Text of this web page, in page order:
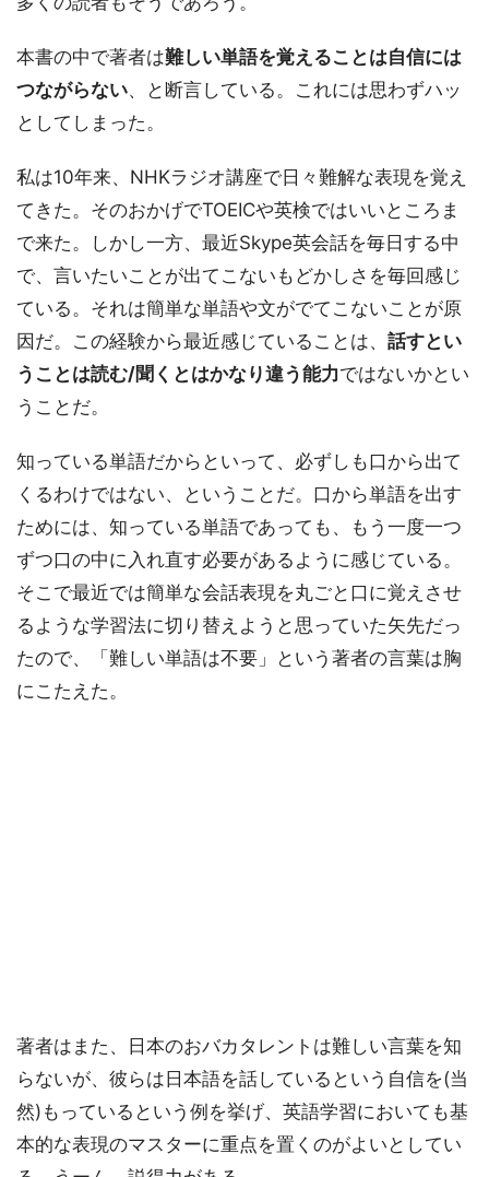
本書の中で著者は難しい単語を覚えることは自信には
つながらない、と断言している。これには思わずハッ
としてしまった。
私は10年来、NHKラジオ講座で日々難解な表現を覚え
てきた。そのおかげでTOEICや英検ではいいところま
で来た。しかし一方、最近Skype英会話を毎日する中
で、言いたいことが出てこないもどかしさを毎回感じ
ている。それは簡単な単語や文がでてこないことが原
因だ。この経験から最近感じていることは、 話すとい
うことは読む/聞くとはかなり違う能力ではないかとい
うことだ。
知っている単語だからといって、必ずしも口から出て
くるわけではない、ということだ。口から単語を出す
ためには、知っている単語であっても、もう一度一つ
ずつ口の中に入れ直す必要があるように感じている。
そこで最近では簡単な会話表現を丸ごと口に覚えさせ
るような学習法に切り替えようと思っていた矢先だっ
たので、「難しい単語は不要」という著者の言葉は胸
にこたえた。
著者はまた、日本のおバカタレントは難しい言葉を知
らないが、彼らは日本語を話しているという自信を(当
然)もっているという例を挙げ、英語学習においても基
本的な表現のマスターに重点を置くのがよいとしてい